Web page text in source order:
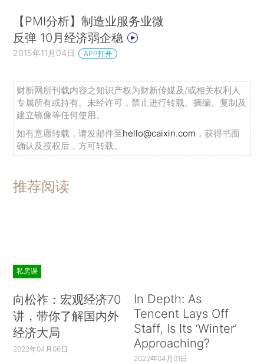
【PMI分析】制造业服务业微
反弹 10月经济弱企稳
2015年11月04日 APP打开
财新网所刊载内容之知识产权为财新传媒及/或相关权利人
专属所有或持有。未经许可，禁止进行转载、摘编、复制及
建立镜像等任何使用。
如有意愿转载，请发邮件至hello@caixin.com ，获得书面
确认及授权后，方可转载。
推荐阅读
私房课
向松祚：宏观经济70
讲，带你了解国内外
经济大局
2022年04月06日
In Depth: As
Tencent Lays Off
Staff, Is Its ‘Winter’
Approaching?
2022年04月01日